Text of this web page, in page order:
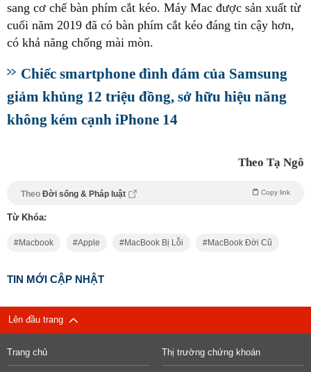
sang cơ chế bàn phím cắt kéo. Máy Mac được sản xuất từ
cuối năm 2019 đã có bàn phím cắt kéo đáng tin cậy hơn,
có khả năng chống mài mòn.
Chiếc smartphone đình đám của Samsung
giảm khủng 12 triệu đồng, sở hữu hiệu năng
không kém cạnh iPhone 14
Theo Tạ Ngô
Theo Đời sống & Pháp luật Copy link
Từ Khóa:
Macbook Apple MacBook Bị Lỗi MacBook Đời Cũ
TIN MỚI CẬP NHẬT
Lên đầu trang
Trang chủ Thị trường chứng khoán